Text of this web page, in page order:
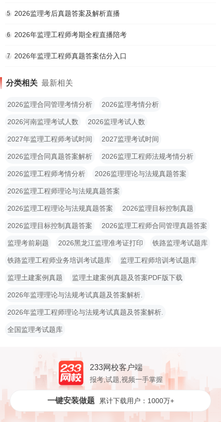
5 2026监理考后真题答案及解析直播
6 2026年监理工程师考期全程直播陪考
7 2026年监理工程师真题答案估分入口
分类相关 最新相关
2026监理合同管理考情分析 2026监理考情分析
2026河南监理考试人数 2026监理考试人数
2027年监理工程师考试时间 2027监理考试时间
2026监理合同真题答案解析 2026监理工程师法规考情分析
2026监理工程师考情分析 2026监理理论与法规真题答案
2026监理工程师理论与法规真题答案
2026监理工程理论与法规真题答案 2026监理目标控制真题
2026监理目标控制真题答案 2026监理工程师合同管理真题答案
监理考前刷题 2026黑龙江监理准考证打印 铁路监理考试题库
铁路监理工程师业务培训考试题库 监理工程师培训考试题库
监理土建案例真题 监理土建案例真题及答案PDF版下载
2026年监理理论与法规考试真题及答案解析.
2026年监理工程师理论与法规考试真题及答案解析.
全国监理考试题库
233网校客户端
报考,试题,视频一手掌握
一键安装做题 累计下载用户：1000万+